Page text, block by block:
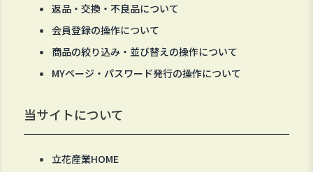
返品・交換・不良品について
会員登録の操作について
商品の絞り込み・並び替えの操作について
MYページ・パスワード発行の操作について
当サイトについて
立花産業HOME